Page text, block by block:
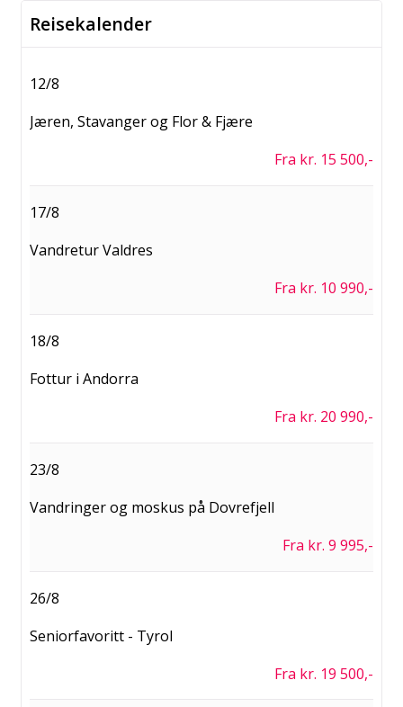
Reisekalender
12/8
Jæren, Stavanger og Flor & Fjære
Fra kr. 15 500,-
17/8
Vandretur Valdres
Fra kr. 10 990,-
18/8
Fottur i Andorra
Fra kr. 20 990,-
23/8
Vandringer og moskus på Dovrefjell
Fra kr. 9 995,-
26/8
Seniorfavoritt - Tyrol
Fra kr. 19 500,-